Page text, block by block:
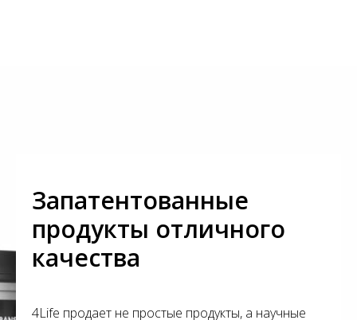
Запатентованные
продукты отличного
качества
4Life продает не простые продукты, а научные